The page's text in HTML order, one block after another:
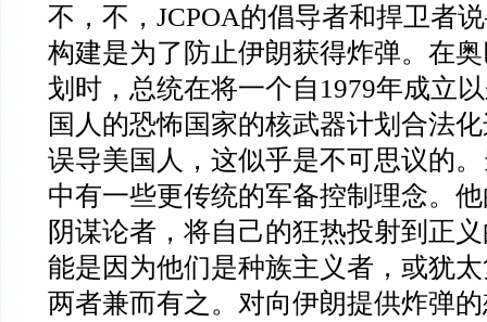
不，不， JCPOA的倡导者和捍卫者说
构建是为了防止伊朗获得炸弹。在
划时，总统在将一个自 1979年成立
国人的恐怖国家的核武器计划合法
误导美国人，这似乎是不可思议的
中有一些更传统的军备控制理念。
阴谋论者，将自己的狂热投射到正
能是因为他们是种族主义者，或犹
两者兼而有之。对向伊朗提供炸弹